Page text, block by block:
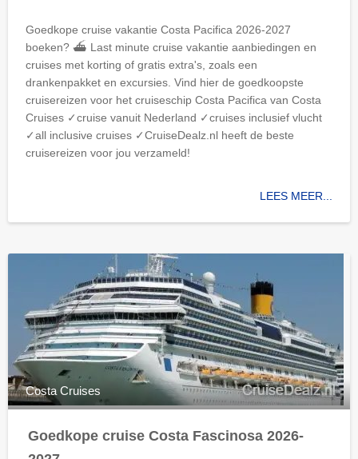
Goedkope cruise vakantie Costa Pacifica 2026-2027
boeken? ⛴ Last minute cruise vakantie aanbiedingen en
cruises met korting of gratis extra's, zoals een
drankenpakket en excursies. Vind hier de goedkoopste
cruisereizen voor het cruiseschip Costa Pacifica van Costa
Cruises ✓cruise vanuit Nederland ✓cruises inclusief vlucht
✓all inclusive cruises ✓CruiseDealz.nl heeft de beste
cruisereizen voor jou verzameld!
LEES MEER...
Costa Cruises
Goedkope cruise Costa Fascinosa 2026-